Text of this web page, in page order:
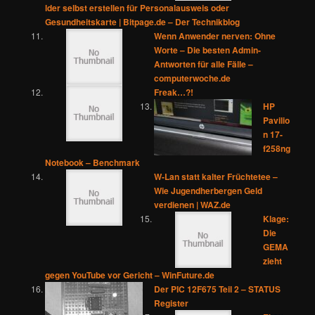
lder selbst erstellen für Personalausweis oder
Gesundheitskarte | Bitpage.de – Der Technikblog
Wenn Anwender nerven: Ohne
Worte – Die besten Admin-
Antworten für alle Fälle –
computerwoche.de
Freak…?!
HP
Pavilio
n 17-
f258ng
Notebook – Benchmark
W-Lan statt kalter Früchtetee –
Wie Jugendherbergen Geld
verdienen | WAZ.de
Klage:
Die
GEMA
zieht
gegen YouTube vor Gericht – WinFuture.de
Der PIC 12F675 Teil 2 – STATUS
Register